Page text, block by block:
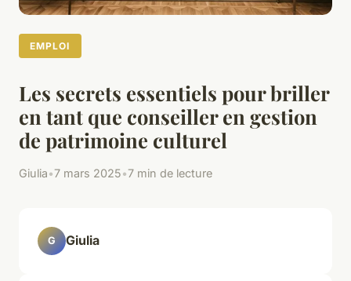
EMPLOI
Les secrets essentiels pour briller
en tant que conseiller en gestion
de patrimoine culturel
Giulia•7 mars 2025•7 min de lecture
G Giulia